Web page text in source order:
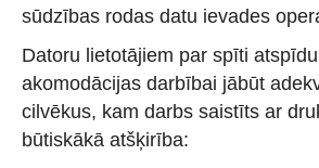
sūdzības rodas datu ievades
Datoru lietotājiem par spīti
akomodācijas darbībai jābūt
cilvēkus, kam darbs saistīts ar
būtiskākā atšķirība: